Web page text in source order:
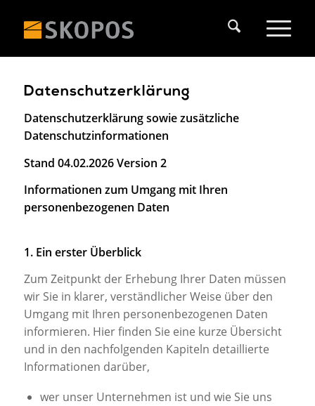
Datenschutzerklärung
Datenschutzerklärungsowie zusätzliche
Datenschutzinformationen
Stand 04.02.2026 Version 2
Informationen zum Umgang mit Ihren
personenbezogenen Daten
1. Ein erster Überblick
Zum Zeitpunkt der Erhebung Ihrer Daten müssen
wir Sie in klarer, verständlicher Weise über den
Umgang mit Ihren personenbezogenen Daten
informieren. Hier finden Sie eine kurze Übersicht
und in den nachfolgenden Kapiteln detaillierte
Informationen darüber,
wer unser Unternehmen ist und wie Sie uns